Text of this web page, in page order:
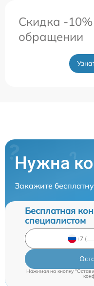
Скидка -
обращении
Нужна
Закажите
Бесплатная
специалистом
Нажимая на кнопку